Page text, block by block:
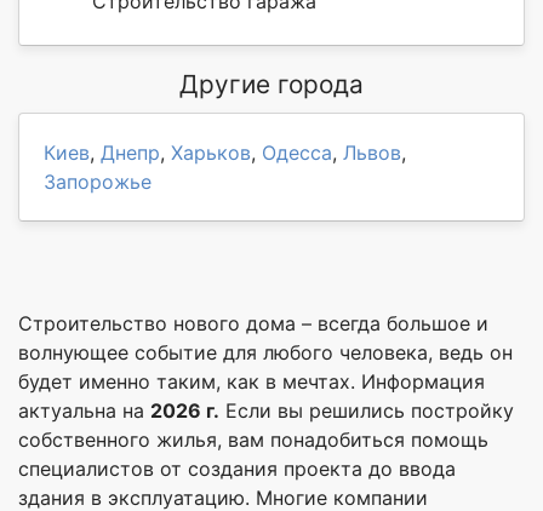
Другие города
Киев, Днепр, Харьков, Одесса, Львов,
Запорожье
Строительство нового дома – всегда большое и
волнующее событие для любого человека, ведь он
будет именно таким, как в мечтах. Информация
актуальна на 2026 г. Если вы решились постройку
собственного жилья, вам понадобиться помощь
специалистов от создания проекта до ввода
здания в эксплуатацию. Многие компании